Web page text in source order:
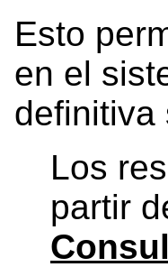
Esto
en el
definitiva
Los
partir